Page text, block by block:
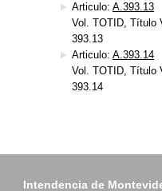
Articulo: A.393.13
Vol. TOTID, Título
393.13
Articulo: A.393.14
Vol. TOTID, Título
393.14
Intendencia de